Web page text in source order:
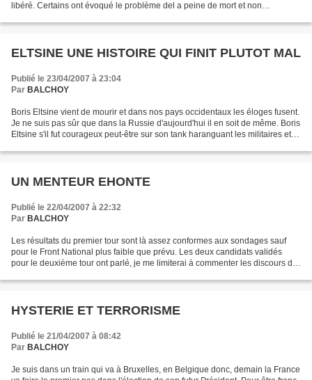
libéré. Certains ont évoqué le problème del a peine de mort et non
ELTSINE UNE HISTOIRE QUI FINIT PLUTOT MAL
Publié le 23/04/2007 à 23:04
Par BALCHOY
Boris Eltsine vient de mourir et dans nos pays occidentaux les éloges fusent.
Je ne suis pas sûr que dans la Russie d'aujourd'hui il en soit de même. Boris
Eltsine s'il fut courageux peut-être sur son tank haranguant les militaires et la
UN MENTEUR EHONTE
Publié le 22/04/2007 à 22:32
Par BALCHOY
Les résultats du premier tour sont là assez conformes aux sondages sauf
pour le Front National plus faible que prévu. Les deux candidats validés
pour le deuxième tour ont parlé, je me limiterai à commenter les discours de
HYSTERIE ET TERRORISME
Publié le 21/04/2007 à 08:42
Par BALCHOY
Je suis dans un train qui va à Bruxelles, en Belgique donc, demain la France